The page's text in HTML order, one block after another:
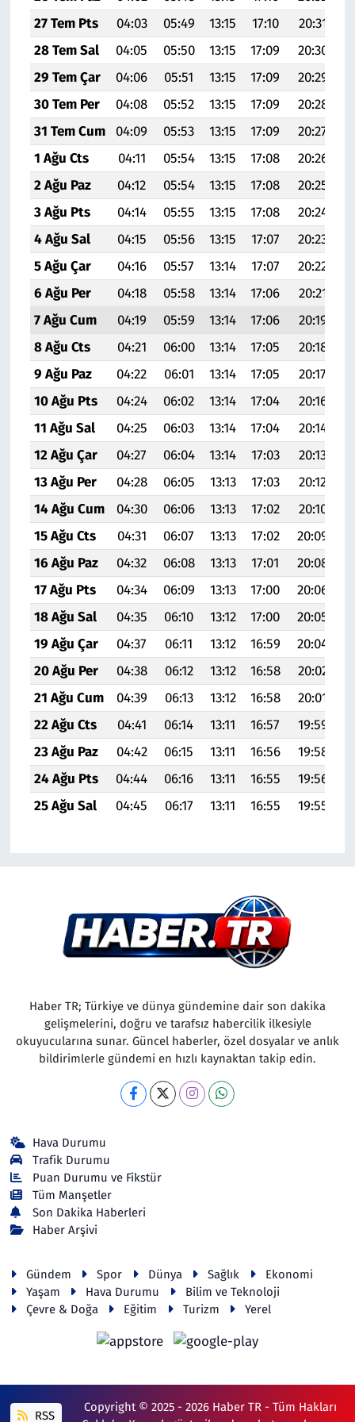
27 Tem Pts
04:03 05:49 13:15 17:10 20:31
28 Tem Sal
04:05 05:50 13:15 17:09 20:30
29 Tem Çar
04:06 05:51 13:15 17:09 20:29
30 Tem Per
04:08 05:52 13:15 17:09 20:28
31 Tem Cum
04:09 05:53 13:15 17:09 20:27
1 Ağu Cts
04:11 05:54 13:15 17:08 20:26
2 Ağu Paz
04:12 05:54 13:15 17:08 20:25
3 Ağu Pts
04:14 05:55 13:15 17:08 20:24
4 Ağu Sal
04:15 05:56 13:15 17:07 20:23
5 Ağu Çar
04:16 05:57 13:14 17:07 20:22
6 Ağu Per
04:18 05:58 13:14 17:06 20:21
7 Ağu Cum
04:19 05:59 13:14 17:06 20:19
8 Ağu Cts
04:21 06:00 13:14 17:05 20:18
9 Ağu Paz
04:22 06:01 13:14 17:05 20:17
10 Ağu Pts
04:24 06:02 13:14 17:04 20:16
11 Ağu Sal
04:25 06:03 13:14 17:04 20:14
12 Ağu Çar
04:27 06:04 13:14 17:03 20:13
13 Ağu Per
04:28 06:05 13:13 17:03 20:12
14 Ağu Cum
04:30 06:06 13:13 17:02 20:10
15 Ağu Cts
04:31 06:07 13:13 17:02 20:09
16 Ağu Paz
04:32 06:08 13:13 17:01 20:08
17 Ağu Pts
04:34 06:09 13:13 17:00 20:06
18 Ağu Sal
04:35 06:10 13:12 17:00 20:05
19 Ağu Çar
04:37 06:11 13:12 16:59 20:04
20 Ağu Per
04:38 06:12 13:12 16:58 20:02
21 Ağu Cum
04:39 06:13 13:12 16:58 20:01
22 Ağu Cts
04:41 06:14 13:11 16:57 19:59
23 Ağu Paz
04:42 06:15 13:11 16:56 19:58
24 Ağu Pts
04:44 06:16 13:11 16:55 19:56
25 Ağu Sal
04:45 06:17 13:11 16:55 19:55
Haber TR; Türkiye ve dünya gündemine dair son dakika
gelişmelerini, doğru ve tarafsız habercilik ilkesiyle
okuyucularına sunar. Güncel haberler, özel dosyalar ve anlık
bildirimlerle gündemi en hızlı kaynaktan takip edin.
Hava Durumu
Trafik Durumu
Puan Durumu ve Fikstür
Tüm Manşetler
Son Dakika Haberleri
Haber Arşivi
Gündem Spor Dünya Sağlık
Ekonomi
Yaşam
Hava Durumu
Bilim ve Teknoloji
Çevre & Doğa
Eğitim Turizm Yerel
RSS
Copyright © 2025 - 2026 Haber TR - Tüm Hakları